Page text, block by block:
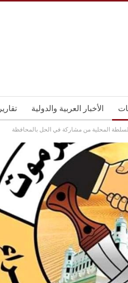
الأخبار العربية والدولية تقارير
المحلية من مشاركة في الحل بالمحافظة